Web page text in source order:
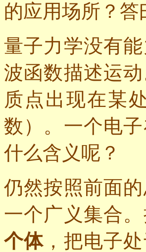
的应用场所？答
量子力学没有
波函数描述运
质点出现在某
数）。一个电
什么含义呢？
仍然按照前面
一个广义集合
个体，把电子